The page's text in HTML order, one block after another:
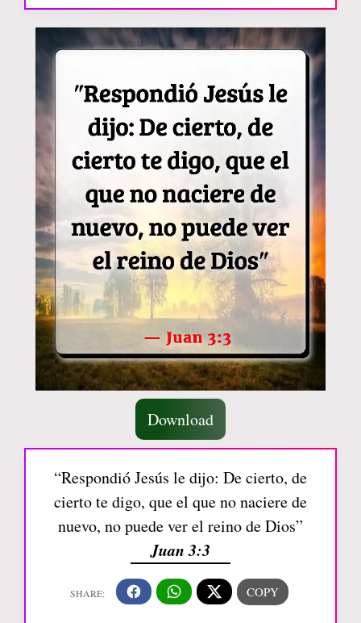
Download
“Respondió Jesús le dijo: De cierto, de
cierto te digo, que el que no naciere de
nuevo, no puede ver el reino de Dios”
Juan 3:3